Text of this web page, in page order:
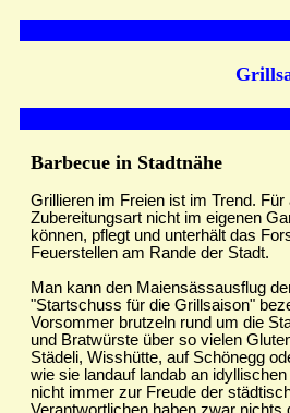
Barbecue in Stadtnähe
Grillieren im Freien ist im Trend.
Zubereitungsart nicht im eigenen
können, pflegt und unterhält das
Feuerstellen am Rande der Stadt.
Man kann den Maiensässausflug
"Startschuss für die Grillsaison"
Vorsommer brutzeln rund um die
und Bratwürste über so vielen
Städeli, Wisshütte, auf Schönegg
wie sie landauf landab an
nicht immer zur Freude der